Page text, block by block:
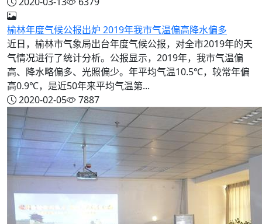
榆林年度气候公报出炉 2019年我市气温偏高降水偏多
近日，榆林市气象局出台年度气候公报，对全市2019年的天
气情况进行了统计分析。公报显示，2019年，我市气温偏
高、降水略偏多、光照偏少。年平均气温10.5℃，较常年偏
高0.9℃，是近50年来平均气温第...
2020-02-05
7887